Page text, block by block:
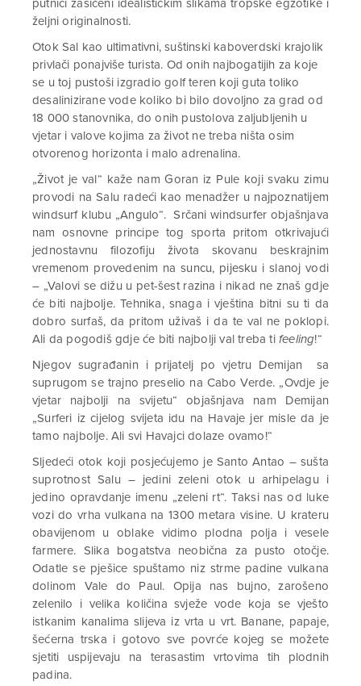
putnici zasićeni idealističkim slikama tropske egzotike i
željni originalnosti.
Otok Sal kao ultimativni, suštinski kaboverdski krajolik
privlači ponajviše turista. Od onih najbogatijih za koje
se u toj pustoši izgradio golf teren koji guta toliko
desalinizirane vode koliko bi bilo dovoljno za grad od
18 000 stanovnika, do onih pustolova zaljubljenih u
vjetar i valove kojima za život ne treba ništa osim
otvorenog horizonta i malo adrenalina.
„Život je val“ kaže nam Goran iz Pule koji svaku zimu
provodi na Salu radeći kao menadžer u najpoznatijem
windsurf klubu „Angulo“. Srčani windsurfer objašnjava
nam osnovne principe tog sporta pritom otkrivajući
jednostavnu filozofiju života skovanu beskrajnim
vremenom provedenim na suncu, pijesku i slanoj vodi
– „Valovi se dižu u pet-šest razina i nikad ne znaš gdje
će biti najbolje. Tehnika, snaga i vještina bitni su ti da
dobro surfaš, da pritom uživaš i da te val ne poklopi.
Ali da pogodiš gdje će biti najbolji val treba ti feeling!“
Njegov sugrađanin i prijatelj po vjetru Demijan sa
suprugom se trajno preselio na Cabo Verde. „Ovdje je
vjetar najbolji na svijetu“ objašnjava nam Demijan
„Surferi iz cijelog svijeta idu na Havaje jer misle da je
tamo najbolje. Ali svi Havajci dolaze ovamo!“
Sljedeći otok koji posjećujemo je Santo Antao – sušta
suprotnost Salu – jedini zeleni otok u arhipelagu i
jedino opravdanje imenu „zeleni rt“. Taksi nas od luke
vozi do vrha vulkana na 1300 metara visine. U krateru
obavijenom u oblake vidimo plodna polja i vesele
farmere. Slika bogatstva neobična za pusto otočje.
Odatle se pješice spuštamo niz strme padine vulkana
dolinom Vale do Paul. Opija nas bujno, zarošeno
zelenilo i velika količina svježe vode koja se vješto
istkanim kanalima slijeva iz vrta u vrt. Banane, papaje,
šećerna trska i gotovo sve povrće kojeg se možete
sjetiti uspijevaju na terasastim vrtovima tih plodnih
padina.